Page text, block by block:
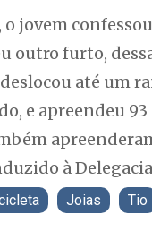
o jovem
outro furto,
até um
e apreendeu
à
Joias Tio